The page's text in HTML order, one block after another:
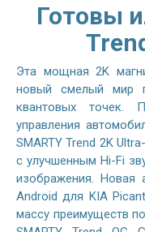
Готовы
Эта мощная 2K
новый смелый мир
квантовых точек.
управления
SMARTY Trend 2K
с улучшенным Hi-Fi
изображения. Новая
Android для KIA
массу преимуществ